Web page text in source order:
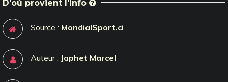
D'où provient l'info
Source : MondialSport.ci
Auteur : Japhet Marcel